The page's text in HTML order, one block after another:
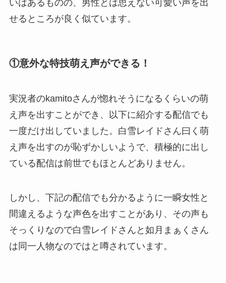
いはあるものの、男性とは思えない可愛い声を出
せるところが良く似ています。
①意外な特技萌え声ができる！
実況者のkamitoさんが惚れそうになるくらいの萌
え声を出すことができ、以下に紹介する配信でも
一度だけ出していました。白雪レイドさん曰く萌
え声を出すのが恥ずかしいようで、積極的に出し
ている配信は前世でもほとんどありません。
しかし、下記の配信でも分かるように一瞬女性と
間違えるような声色を出すことがあり、その声も
そっくりなので白雪レイドさんと如月まぁくさん
は同一人物なのではと噂されています。